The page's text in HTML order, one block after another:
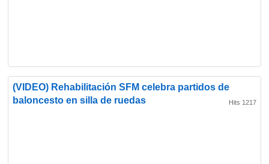
(VIDEO) Rehabilitación SFM celebra partidos de
baloncesto en silla de ruedas
Hits 1217